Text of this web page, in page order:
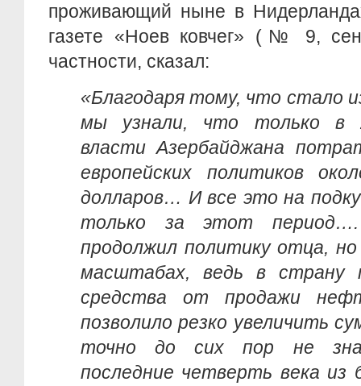
проживающий ныне в
газете «Ноев ковчег» (№ 9,
частности, сказал:
«Благодаря тому, что стало
мы узнали, что только в
власти Азербайджана
европейских политиков
долларов… И все это на
только за этот
продолжил политику отца,
масштабах, ведь в страну
средства от продажи
позволило резко увеличить
точно до сих пор не
последние четверть века